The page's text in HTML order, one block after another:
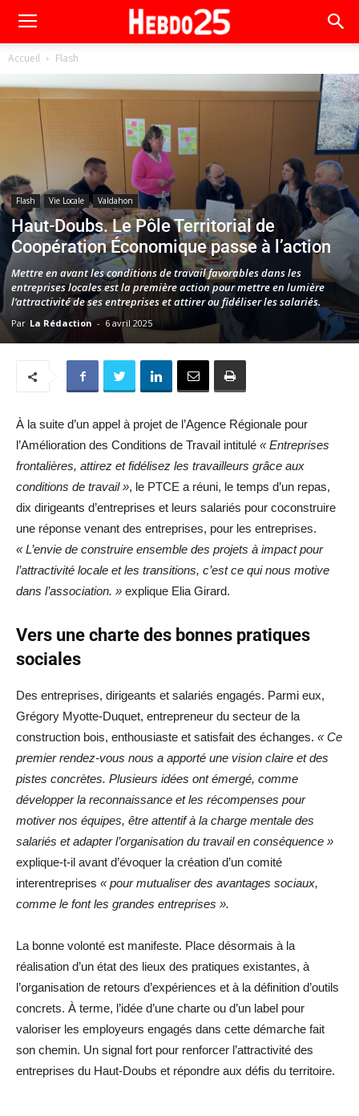
Accueil Flash
Flash Vie Locale Valdahon
Haut-Doubs. Le Pôle Territorial de
Coopération Économique passe à l’action
Mettre en avant les conditions de travail favorables dans les
entreprises locales est la première action pour mettre en lumière
l’attractivité de ses entreprises et attirer ou fidéliser les salariés.
Par La Rédaction - 6 avril 2025
À la suite d’un appel à projet de l’Agence Régionale pour
l’Amélioration des Conditions de Travail intitulé « Entreprises
frontalières, attirez et fidélisez les travailleurs grâce aux
conditions de travail », le PTCE a réuni, le temps d’un repas,
dix dirigeants d’entreprises et leurs salariés pour coconstruire
une réponse venant des entreprises, pour les entreprises.
« L’envie de construire ensemble des projets à impact pour
l’attractivité locale et les transitions, c’est ce qui nous motive
dans l’association. » explique Elia Girard.
Vers une charte des bonnes pratiques
sociales
Des entreprises, dirigeants et salariés engagés. Parmi eux,
Grégory Myotte-Duquet, entrepreneur du secteur de la
construction bois, enthousiaste et satisfait des échanges. « Ce
premier rendez-vous nous a apporté une vision claire et des
pistes concrètes. Plusieurs idées ont émergé, comme
développer la reconnaissance et les récompenses pour
motiver nos équipes, être attentif à la charge mentale des
salariés et adapter l’organisation du travail en conséquence »
explique-t-il avant d’évoquer la création d’un comité
interentreprises « pour mutualiser des avantages sociaux,
comme le font les grandes entreprises ».
La bonne volonté est manifeste. Place désormais à la
réalisation d’un état des lieux des pratiques existantes, à
l’organisation de retours d’expériences et à la définition d’outils
concrets. À terme, l’idée d’une charte ou d’un label pour
valoriser les employeurs engagés dans cette démarche fait
son chemin. Un signal fort pour renforcer l’attractivité des
entreprises du Haut-Doubs et répondre aux défis du territoire.